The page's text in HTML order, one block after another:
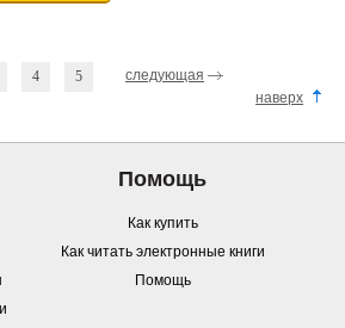
4 5
следующая
наверх
Помощь
Как купить
Как читать электронные книги
Помощь